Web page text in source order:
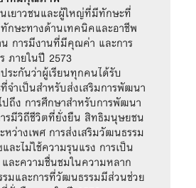
นเยาวชนและผู้ใหญ่ที่มีทักษะที่
กษะทางด้านเทคนิคและอาชีพ
น การมีงานที่มีคุณค่า และการ
ภายในปี 2573
ระกันว่าผู้เรียนทุกคนได้รับ
จำเป็นสำหรับส่งเสริมการพัฒนา
ถึง การศึกษาสำหรับการพัฒนา
รมีวิถีชีวิตที่ยั่งยืน สิทธิมนุษยชน
หว่างเพศ การส่งเสริมวัฒนธรรม
ละไม่ใช้ความรุนแรง การเป็น
ละความชื่นชมในความหลาก
มและการที่วัฒนธรรมมีส่วนช่วย